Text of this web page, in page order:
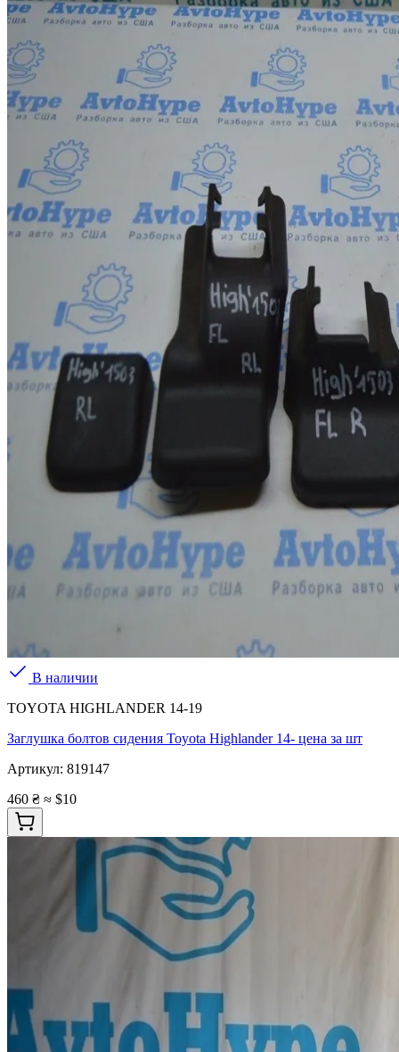
В наличии
TOYOTA HIGHLANDER 14-19
Заглушка болтов сидения Toyota Highlander 14- цена за шт
Артикул: 819147
460 ₴ ≈ $10